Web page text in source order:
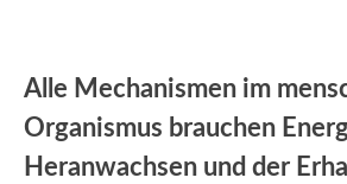
Alle Mechanismen im
Organismus brauchen
Heranwachsen und der